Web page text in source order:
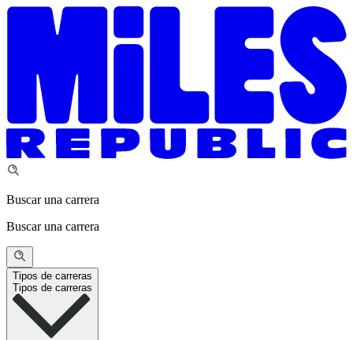
Buscar una carrera
Buscar una carrera
Tipos de carreras
Tipos de carreras